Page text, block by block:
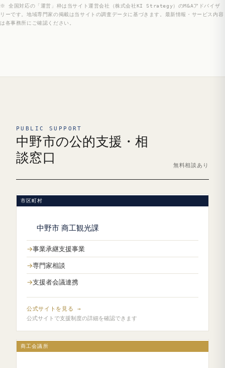
※ 全国対応の「運営」枠は当サイト運営会社（株式会社KI Strategy）のM&Aアドバイザ
リーです。地域専門家の掲載は当サイトの調査データに基づきます。最新情報・サービス内容
は各事務所にご確認ください。
PUBLIC SUPPORT
中野市の公的支援・相
談窓口
無料相談あり
市区町村
中野市 商工観光課
事業承継支援事業
専門家相談
支援者会議連携
公式サイトを見る →
公式サイトで支援制度の詳細を確認できます
商工会議所